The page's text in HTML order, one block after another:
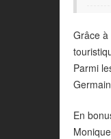
Grâce à
Parmi
En